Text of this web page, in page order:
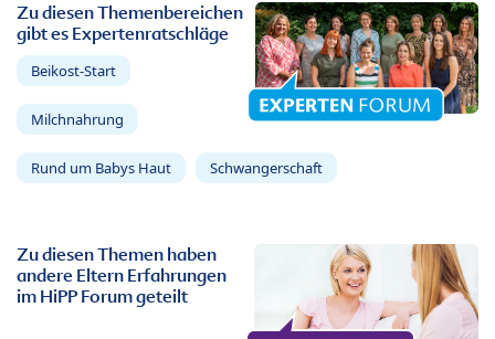
Zu diesen Themenbereichen
gibt es Expertenratschläge
Beikost-Start
Milchnahrung
Rund um Babys Haut Schwangerschaft
Zu diesen Themen haben
andere Eltern Erfahrungen
im HiPP Forum geteilt